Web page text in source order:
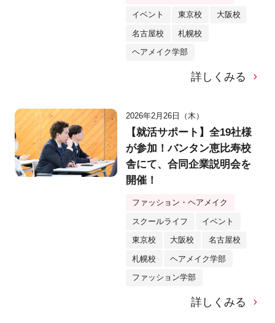
イベント 東京校 大阪校
名古屋校 札幌校
ヘアメイク学部
詳しくみる
2026年2月26日（木）
【就活サポート】全19社様
が参加！バンタン恵比寿校
舎にて、合同企業説明会を
開催！
ファッション・ヘアメイク
スクールライフ イベント
東京校 大阪校 名古屋校
札幌校 ヘアメイク学部
ファッション学部
詳しくみる